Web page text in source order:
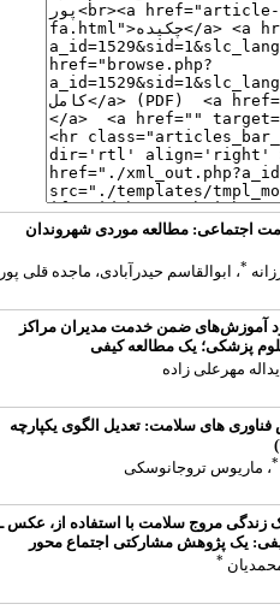
مطالعه موردی شهروندان
، ابوالقاسم حیدرآبادی، ماجده قلی پور
ضمن خدمت مدیران مراکز
پزشکی؛ یک مطالعه کیفی
مهرعلی زاده
های سلامت: تعدیل الگوی یکپارچه
ماریوس تروجانوسکی
مروج سلامت با استفاده از، عکس ـ
یک پژوهش مشارکتی اجتماع ‌محور